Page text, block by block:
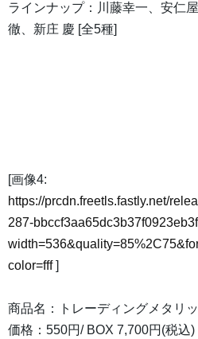
ラインナップ：川藤幸一、安仁
徹、新庄 慶 [全5種]
[画像4:
https://prcdn.freetls.fastly.net/
287-
color=fff]
商品名：トレーディングメタリ
価格：550円/ BOX 7,700円(税込)